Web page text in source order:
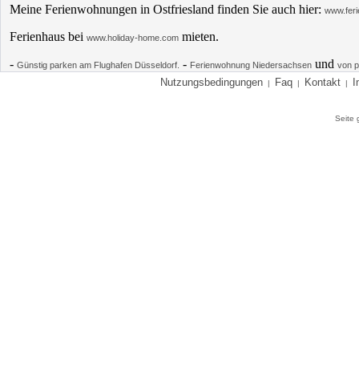
Meine Ferienwohnungen in Ostfriesland finden Sie auch hier:
Ferienhaus bei www.holiday-home.com mieten.
- Günstig parken am Flughafen Düsseldorf. - Ferienwohnung Niedersachsen und von
Nutzungsbedingungen | Faq | Kontakt |
Seite